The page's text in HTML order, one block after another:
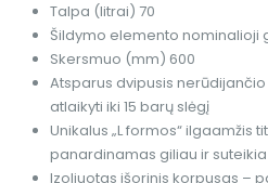
Talpa (litrai) 70
Šildymo elemento nominalioji
Skersmuo (mm) 600
Atsparus dvipusis
atlaikyti iki 15 barų slėgį
Unikalus „L formos“ ilgaamžis
panardinamas giliau ir
Izoliuotas išorinis korpusas –